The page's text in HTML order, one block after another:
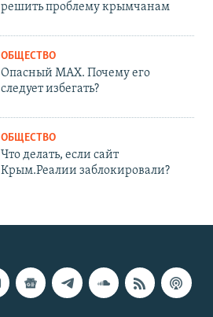
решить проблему крымчанам
ОБЩЕСТВО
Опасный MAX. Почему его
следует избегать?
ОБЩЕСТВО
Что делать, если сайт
Крым.Реалии заблокировали?